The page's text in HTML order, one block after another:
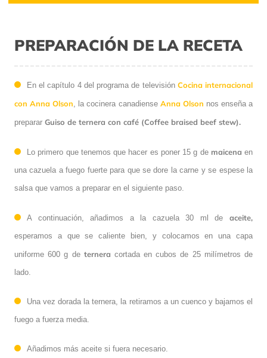
PREPARACIÓN DE LA RECETA
En el capítulo 4 del programa de televisión Cocina internacional
con Anna Olson, la cocinera canadiense Anna Olson nos enseña a
preparar Guiso de ternera con café (Coffee braised beef stew).
Lo primero que tenemos que hacer es poner 15 g de maicena en
una cazuela a fuego fuerte para que se dore la carne y se espese la
salsa que vamos a preparar en el siguiente paso.
A continuación, añadimos a la cazuela 30 ml de aceite,
esperamos a que se caliente bien, y colocamos en una capa
uniforme 600 g deternera cortada en cubos de 25 milímetros de
lado.
Una vez dorada la ternera, la retiramos a un cuenco y bajamos el
fuego a fuerza media.
Añadimos más aceite si fuera necesario.